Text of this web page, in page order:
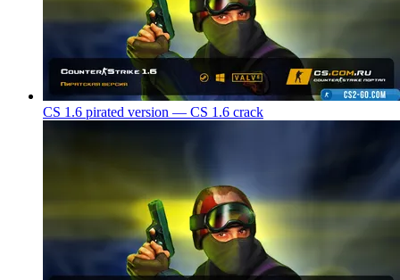
CS 1.6 pirated version — CS 1.6 crack